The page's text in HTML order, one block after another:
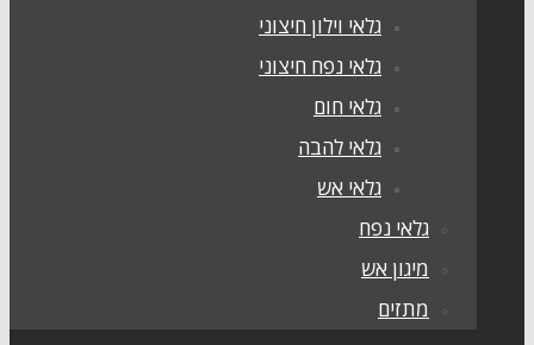
גלאי וילון חיצוני
גלאי נפח חיצוני
גלאי חום
גלאי להבה
גלאי אש
גלאי נפח
מיגון אש